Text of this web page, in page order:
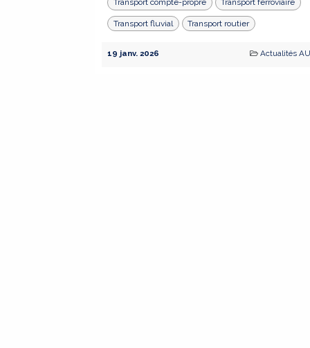
Transport compte-propre Transport ferroviaire
Transport fluvial Transport routier
19 janv. 2026 Actualités